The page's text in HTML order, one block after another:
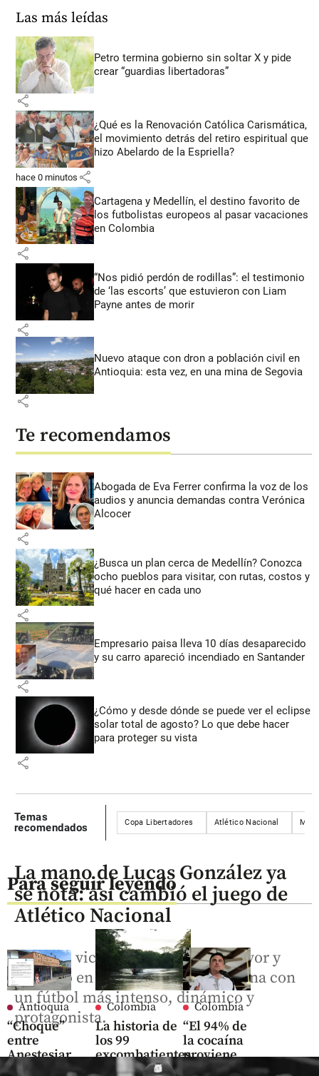
Las más leídas
Petro termina gobierno sin soltar X y pide
crear “guardias libertadoras”
share
¿Qué es la Renovación Católica Carismática,
el movimiento detrás del retiro espiritual que
hizo Abelardo de la Espriella?
hace 0 minutos share
Cartagena y Medellín, el destino favorito de
los futbolistas europeos al pasar vacaciones
en Colombia
share
“Nos pidió perdón de rodillas”: el testimonio
de ‘las escorts’ que estuvieron con Liam
Payne antes de morir
share
Nuevo ataque con dron a población civil en
Antioquia: esta vez, en una mina de Segovia
share
Te recomendamos
Abogada de Eva Ferrer confirma la voz de los
audios y anuncia demandas contra Verónica
Alcocer
share
¿Busca un plan cerca de Medellín? Conozca
ocho pueblos para visitar, con rutas, costos y
qué hacer en cada uno
share
Empresario paisa lleva 10 días desaparecido
y su carro apareció incendiado en Santander
share
¿Cómo y desde dónde se puede ver el eclipse
solar total de agosto? Lo que debe hacer
para proteger su vista
share
Temas
recomendados
Copa Libertadores Atlético Nacional
Para seguir leyendo
Antioquia
“Choque”
entre
Anestesiar
y Hospital
Colombia
La historia de
los 99
excombatientes
de la única
Colombia
“El 94% de
la cocaína
proviene
de
La mano de Lucas González ya
se nota: así cambió el juego de
Atlético Nacional
Con tres victorias, siete goles a favor y
ninguno en contra, el verde ilusiona con
un fútbol más intenso, dinámico y
protagonista.